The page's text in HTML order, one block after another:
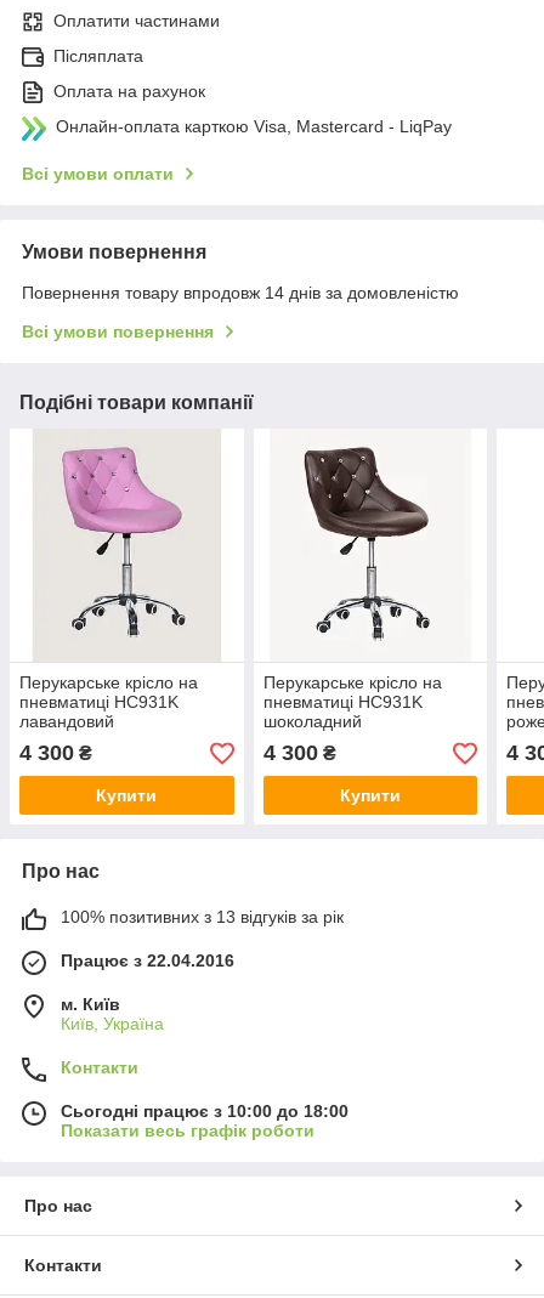
Оплатити частинами
Післяплата
Оплата на рахунок
Онлайн-оплата карткою Visa, Mastercard - LiqPay
Всі умови оплати
Умови повернення
Повернення товару впродовж 14 днів за домовленістю
Всі умови повернення
Подібні товари компанії
Перукарське крісло на
пневматиці HC931K
лавандовий
4 300 ₴
Купити
Перукарське крісло на
пневматиці HC931K
шоколадний
4 300₴
Купити
4
Про нас
100% позитивних з 13 відгуків за рік
Працює з 22.04.2016
м. Київ
Київ, Україна
Контакти
Сьогодні працює з 10:00 до 18:00
Показати весь графік роботи
Про нас
Контакти